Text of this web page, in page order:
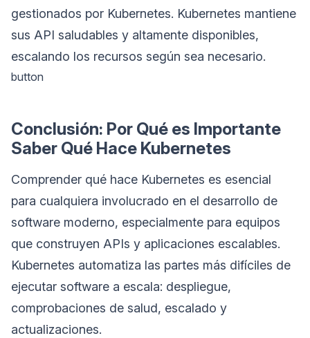
gestionados por Kubernetes. Kubernetes mantiene
sus API saludables y altamente disponibles,
escalando los recursos según sea necesario.
button
Conclusión: Por Qué es Importante
Saber Qué Hace Kubernetes
Comprender qué hace Kubernetes es esencial
para cualquiera involucrado en el desarrollo de
software moderno, especialmente para equipos
que construyen APIs y aplicaciones escalables.
Kubernetes automatiza las partes más difíciles de
ejecutar software a escala: despliegue,
comprobaciones de salud, escalado y
actualizaciones.